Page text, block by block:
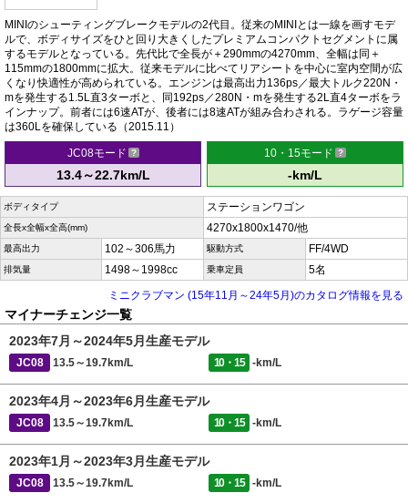
MINIのシューティングブレークモデルの2代目。従来のMINIとは一線を画すモデ
ルで、ボディサイズをひと回り大きくしたプレミアムコンパクトセグメントに属
するモデルとなっている。先代比で全長が＋290mmの4270mm、全幅は同＋
115mmの1800mmに拡大。従来モデルに比べてリアシートを中心に室内空間が広
くなり快適性が高められている。エンジンは最高出力136ps／最大トルク220N・
mを発生する1.5L直3ターボと、同192ps／280N・mを発生する2L直4ターボをラ
インナップ。前者には6速ATが、後者には8速ATが組み合わされる。ラゲージ容量
は360Lを確保している（2015.11）
JC08モード
13.4～22.7km/L
10・15モード
-km/L
ボディタイプ ステーションワゴン
全長x全幅x全高(mm) 4270x1800x1470/他
最高出力 102～306馬力 駆動方式 FF/4WD
排気量 1498～1998cc 乗車定員
5名
ミニクラブマン (15年11月～24年5月)のカタログ情報を見る
マイナーチェンジ一覧
2023年7月～2024年5月生産モデル
JC08 13.5～19.7km/L 10・15 -km/L
2023年4月～2023年6月生産モデル
JC08 13.5～19.7km/L 10・15 -km/L
2023年1月～2023年3月生産モデル
JC08 13.5～19.7km/L 10・15 -km/L